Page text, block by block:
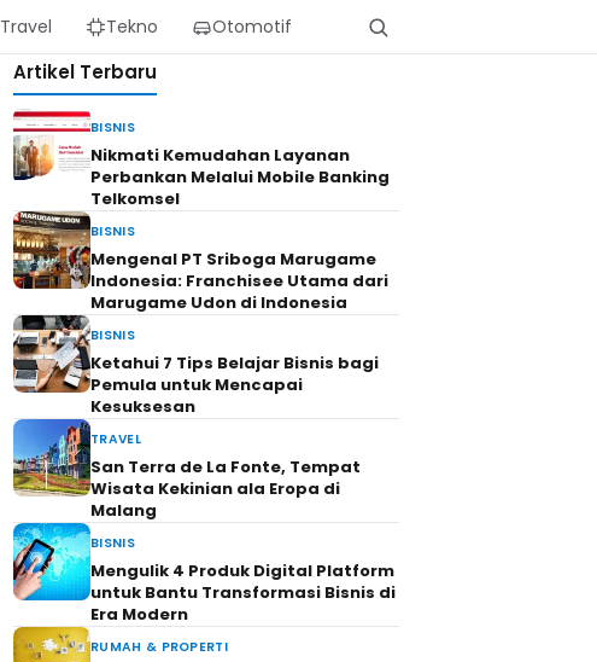
Travel Tekno Otomotif
Artikel Terbaru
BISNIS
Nikmati Kemudahan Layanan
Perbankan Melalui Mobile Banking
Telkomsel
BISNIS
Mengenal PT Sriboga Marugame
Indonesia: Franchisee Utama dari
Marugame Udon di Indonesia
BISNIS
Ketahui 7 Tips Belajar Bisnis bagi
Pemula untuk Mencapai
Kesuksesan
TRAVEL
San Terra de La Fonte, Tempat
Wisata Kekinian ala Eropa di
Malang
BISNIS
Mengulik 4 Produk Digital Platform
untuk Bantu Transformasi Bisnis di
Era Modern
RUMAH & PROPERTI